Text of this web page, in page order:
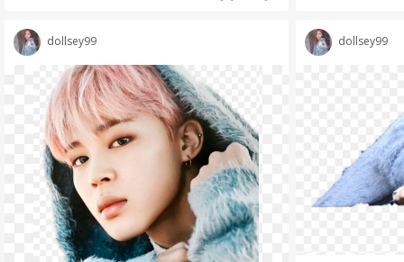
dollsey99 dollsey99